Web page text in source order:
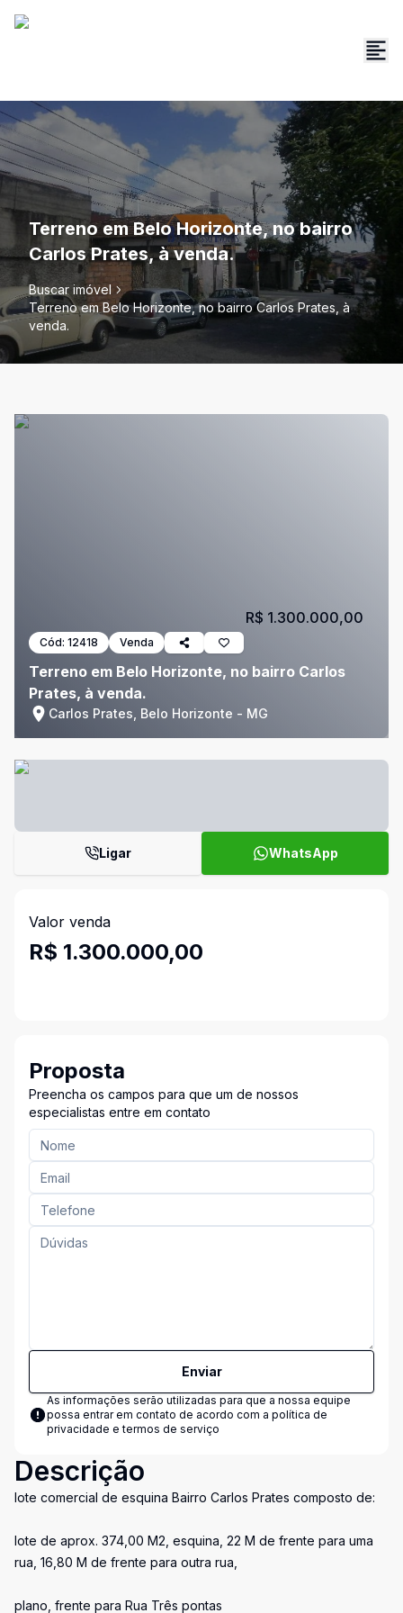
Terreno em Belo Horizonte, no bairro
Carlos Prates, à venda.
Buscar imóvel
Terreno em Belo Horizonte, no bairro Carlos Prates, à
venda.
Cód: 12418 Venda
Terreno em Belo Horizonte, no bairro Carlos
Prates, à venda.
Carlos Prates, Belo Horizonte - MG
R$ 1.300.000,00
Ligar WhatsApp
Valor venda
R$ 1.300.000,00
Proposta
Preencha os campos para que um de nossos
especialistas entre em contato
Enviar
As informações serão utilizadas para que a nossa equipe
possa entrar em contato de acordo com a política de
privacidade e termos de serviço
Descrição
lote comercial de esquina Bairro Carlos Prates composto de:
lote de aprox. 374,00 M2, esquina, 22 M de frente para uma
rua, 16,80 M de frente para outra rua,
plano, frente para Rua Três pontas